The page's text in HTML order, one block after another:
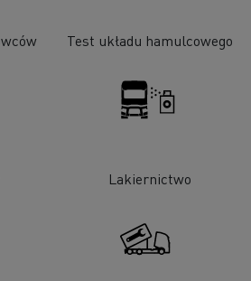
Test układu hamulcowego
Lakiernictwo